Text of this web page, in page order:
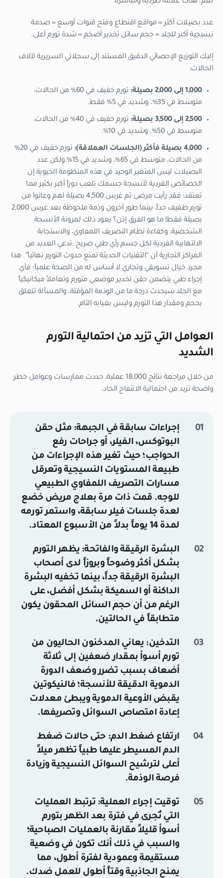
عدد بصيلات أكثر = مواقع اقتطاع وفتح قنوات أوسع = صدمة
نسيجية أكبر للجلد = حجم سائل تخدير أضخم = شدة تورم أعلى.
إليك التوزيع الإحصائي الدقيق المستند إلى سجلاتي السريرية لآلاف
الحالات:
1,000 إلى 2,000 بصيلة:
تورم خفيف في 60% من الحالات،
متوسط في 35%، وشديد في 5% فقط.
2,500 إلى 3,500 بصيلة:
تورم خفيف في 40% من الحالات،
متوسط في 50%، وشديد في 10%.
4,000 بصيلة فأكثر (الجلسات العملاقة):
تورم خفيف في 20%
من الحالات، متوسط في 65%، وشديد في 15%.ولكن عدد
البصيلات ليس المتغير الوحيد في هذه المنظومة الحيوية.إن
الخصائص الفردية لأنسجة جسمك تلعب دوراً أكبر بكثير مما
تعتقد؛ فقد رأيت مرضى تم غرس 4,500 بصيلة لهم وعانوا من
تورم طفيف جداً، بينما طور آخرون وذمة ملحوظة بعد غرس 2,000
بصيلة فقط! ما هو الفرق إذن؟ يعود ذلك لمرونة الأنسجة
الشخصية، وكفاءة نظام التصريف اللمفاوي، والاستجابة
الالتهابية الفردية لكل جسم.رأي طبي صريح: تدعي العديد من
المراكز التجارية أن “التقنيات الحديثة تمنع حدوث التورم نهائياً”. هذا
مجرد خيال تسويقي وتجاري لا أساس له من الصحة علمياً؛ فأي
إجراء طبي يتضمن حقن تخدير موضعي متورم وتعاملاً ميكانيكياً
مع الجلد سيحدث درجة ما من الوذمة المؤقتة، والمسألة تتعلق
بحجم ومقدار هذا التورم وليس بغيابه التام.
العوامل التي تزيد من احتمالية التورم
الشديد
من خلال مراجعة نتائج 18,000 عملية، حددت ممارسات وعوامل خطر
واضحة تزيد من احتمالية الانتفاخ الحاد:
إجراءات سابقة في الجبهة: مثل حقن
البوتوكس، الفيلر، أو جراحات رفع
الحواجب؛ حيث تغير هذه الإجراءات من
طبيعة المستويات النسيجية وتعرقل
مسارات التصريف اللمفاوي الطبيعي
للوجه. قمت ذات مرة بعلاج مريض خضع
لعدة جلسات فيلر سابقة، واستمر تورمه
لمدة 14 يوماً بدلاً من الأسبوع المعتاد.
البشرة الرقيقة والفاتحة: يظهر التورم
بشكل أكثر وضوحاً وبروزاً لدى أصحاب
البشرة الرقيقة جداً، بينما تخفيه البشرة
الداكنة أو السميكة بشكل أفضل، على
الرغم من أن حجم السائل المحقون يكون
متطابقاً في الحالتين.
التدخين: يعاني المدخنون الحاليون من
تورم أسوأ بمقدار ضعفين إلى ثلاثة
أضعاف بسبب تضرر وضعف الدورة
الدموية الدقيقة للأنسجة؛ فالنيكوتين
يقبض الأوعية الدموية ويبطئ معدلات
إعادة امتصاص السوائل وتصريفها.
ارتفاع ضغط الدم: حتى حالات ضغط
الدم المسيطر عليها طبياً تظهر ميلاً
أعلى لترشيح السوائل النسيجية وزيادة
فرصة الوذمة.
توقيت إجراء العملية: ترتبط العمليات
التي تُجرى في فترة بعد الظهر بتورم
أسوأ قليلاً مقارنة بالعمليات الصباحية؛
والسبب في ذلك أنك تكون في وضعية
مستقيمة وعمودية لفترة أطول، مما
يمنح الجاذبية وقتاً أطول للعمل ضدك.